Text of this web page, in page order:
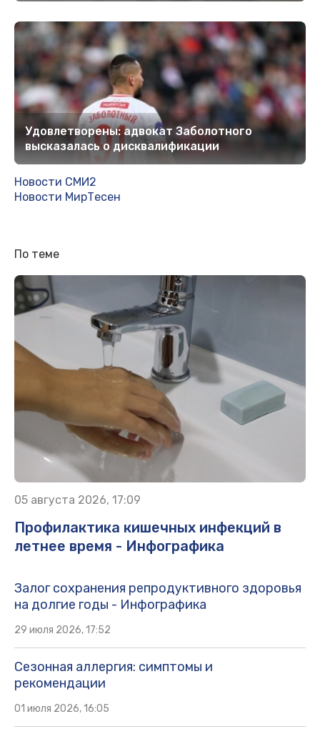
Удовлетворены: адвокат Заболотного
высказалась о дисквалификации
Новости СМИ2
Новости МирТесен
По теме
05 августа 2026, 17:09
Профилактика кишечных инфекций в
летнее время - Инфографика
Залог сохранения репродуктивного здоровья
на долгие годы - Инфографика
29 июля 2026, 17:52
Сезонная аллергия: симптомы и
рекомендации
01 июля 2026, 16:05